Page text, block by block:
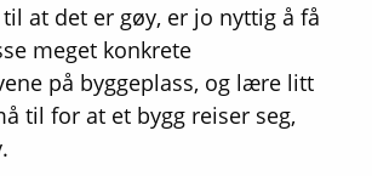
at det er gøy, er jo nyttig å få
meget konkrete
på byggeplass, og lære litt
til for at et bygg reiser seg,